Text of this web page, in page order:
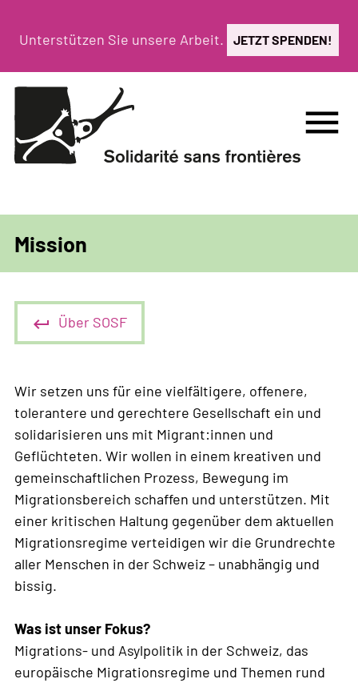
zumUnterstützen Sie unsere Arbeit. JETZT SPENDEN!
menu
Mission
Über SOSF
Wir setzen uns für eine vielfältigere, offenere,
tolerantere und gerechtere Gesellschaft ein und
solidarisieren uns mit Migrant:innen und
Geflüchteten. Wir wollen in einem kreativen und
gemeinschaftlichen Prozess, Bewegung im
Migrationsbereich schaffen und unterstützen. Mit
einer kritischen Haltung gegenüber dem aktuellen
Migrationsregime verteidigen wir die Grundrechte
aller Menschen in der Schweiz – unabhängig und
bissig.
Was ist unser Fokus?
Migrations- und Asylpolitik in der Schweiz, das
europäische Migrationsregime und Themen rund